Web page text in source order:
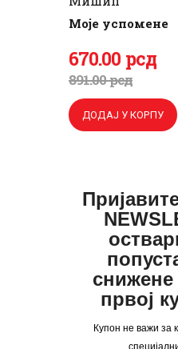
Моје успомене
891.00рсд
Оригинална
цена
је
била:
рсд.
670.00 рсд
Тренутна
цена
је:
670.
рсд.
ДОДАЈ У КОРПУ
првој
Купон не важи за